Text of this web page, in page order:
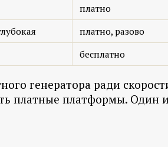
платно
платно, разово
бесплатно
генератора ради
платные платформы. Один